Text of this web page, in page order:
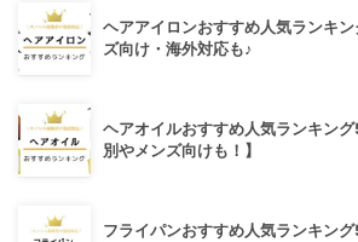
ヘアアイロンおすすめ人気ランキ
ズ向け・海外対応も♪
ヘアオイルおすすめ人気ランキン
別やメンズ向けも！】
フライパンおすすめ人気ランキン